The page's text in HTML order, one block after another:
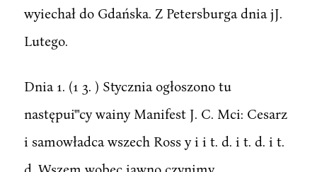
wyiechał do Gdańska. Z Petersburga dnia jJ.
Lutego.
Dnia 1. (1 3. ) Stycznia ogłoszono tu
następui"'cy wainy Manifest J. C. Mci: Cesarz
i samowładca wszech Ross y i i t. d. i t. d. i t.
d. Wszem wobec iawno czynimy.